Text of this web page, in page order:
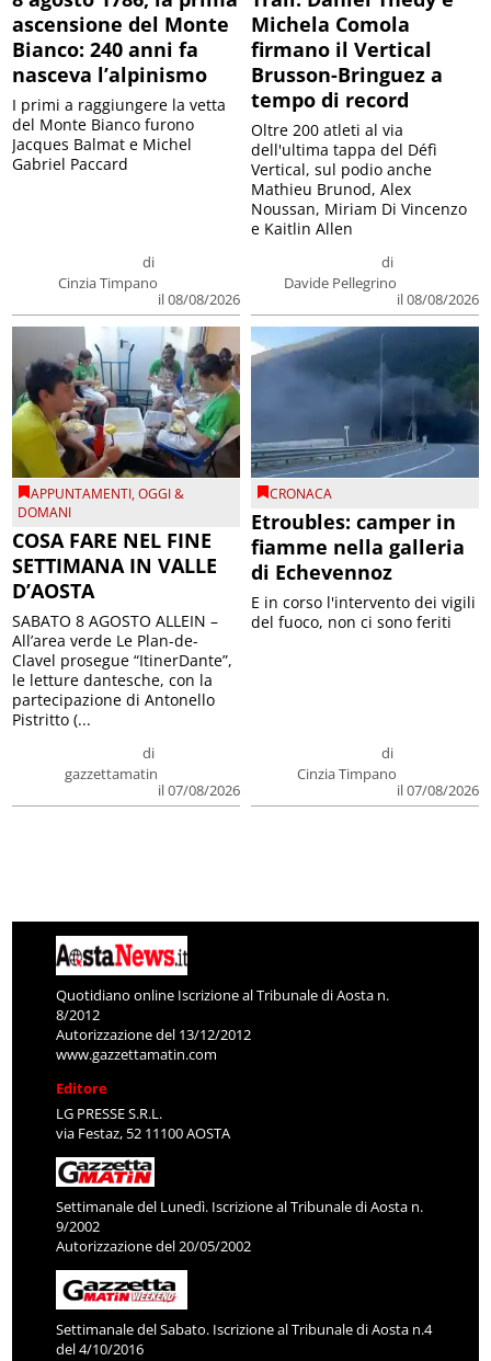
ascensione del Monte
Bianco: 240 anni fa
nasceva l’alpinismo
di
Cinzia Timpano
il 08/08/2026
I primi a raggiungere la vetta
del Monte Bianco furono
Jacques Balmat e Michel
Gabriel Paccard
Michela Comola
firmano il Vertical
Brusson-Bringuez a
tempo di record
di
Davide Pellegrino
il 08/08/2026
Oltre 200 atleti al via
dell'ultima tappa del Défì
Vertical, sul podio anche
Mathieu Brunod, Alex
Noussan, Miriam Di Vincenzo
e Kaitlin Allen
APPUNTAMENTI,OGGI &
DOMANI
COSA FARE NEL FINE
SETTIMANA IN VALLE
D’AOSTA
di
gazzettamatin
il 07/08/2026
SABATO 8 AGOSTO ALLEIN –
All’area verde Le Plan-de-
Clavel prosegue “ItinerDante”,
le letture dantesche, con la
partecipazione di Antonello
Pistritto (...
CRONACA
Etroubles: camper in
fiamme nella galleria
di Echevennoz
di
Cinzia Timpano
il 07/08/2026
E in corso l'intervento dei vigili
del fuoco, non ci sono feriti
Quotidiano online Iscrizione al Tribunale di Aosta n.
8/2012
Autorizzazione del 13/12/2012
www.gazzettamatin.com
Editore
LG PRESSE S.R.L.
via Festaz, 52 11100 AOSTA
Settimanale del Lunedì. Iscrizione al Tribunale di Aosta n.
9/2002
Autorizzazione del 20/05/2002
Settimanale del Sabato. Iscrizione al Tribunale di Aosta n.4
del 4/10/2016